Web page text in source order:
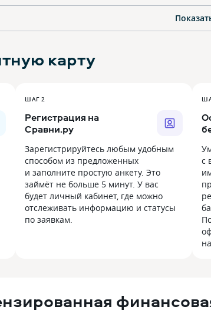
карту
ШАГ 2
Регистрация на
Сравни.ру
Зарегистрируйтесь любым удобным
способом из предложенных
и заполните простую анкету. Это
займёт не больше 5 минут. У вас
будет личный кабинет, где можно
отслеживать информацию и статусы
по заявкам.
с